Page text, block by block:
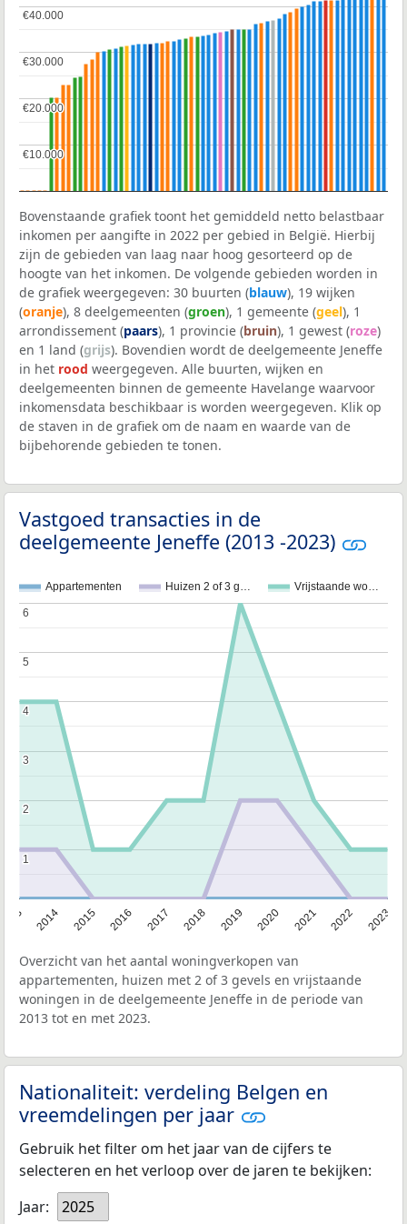
€10.000
€10.000
€20.000
€20.000
€30.000
€30.000
€40.000
€40.000
Bovenstaande grafiek toont het gemiddeld netto belastbaar
inkomen per aangifte in 2022 per gebied in België. Hierbij
zijn de gebieden van laag naar hoog gesorteerd op de
hoogte van het inkomen. De volgende gebieden worden in
de grafiek weergegeven: 30 buurten (blauw), 19 wijken
(oranje), 8 deelgemeenten (groen), 1 gemeente (geel), 1
arrondissement (paars), 1 provincie (bruin), 1 gewest (roze)
en 1 land (grijs). Bovendien wordt de deelgemeente Jeneffe
in het rood weergegeven. Alle buurten, wijken en
deelgemeenten binnen de gemeente Havelange waarvoor
inkomensdata beschikbaar is worden weergegeven. Klik op
de staven in de grafiek om de naam en waarde van de
bijbehorende gebieden te tonen.
Vastgoed transacties in de
deelgemeente Jeneffe (2013 -2023)
Appartementen Huizen 2 of 3 g… Vrijstaande wo…
2014 2015 2016 2017 2018 2019 2020 2021 2022 2023
11
2
2
3
3
4
4
5
5
6
6
Overzicht van het aantal woningverkopen van
appartementen, huizen met 2 of 3 gevels en vrijstaande
woningen in de deelgemeente Jeneffe in de periode van
2013 tot en met 2023.
Nationaliteit: verdeling Belgen en
vreemdelingen per jaar
Gebruik het filter om het jaar van de cijfers te
selecteren en het verloop over de jaren te bekijken:
Jaar:
2025